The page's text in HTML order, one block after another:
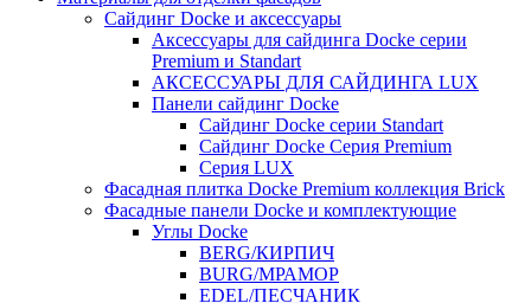
Сайдинг Docke и аксессуары
Аксессуары для сайдинга Docke серии
Premium и Standart
АКСЕССУАРЫ ДЛЯ САЙДИНГА LUX
Панели сайдинг Docke
Cайдинг Docke серии Standart
Сайдинг Docke Серия Premium
Серия LUX
Фасадная плитка Docke Premium коллекция Brick
Фасадные панели Docke и комплектующие
Углы Docke
BERG/КИРПИЧ
BURG/МРАМОР
EDEL/ПЕСЧАНИК